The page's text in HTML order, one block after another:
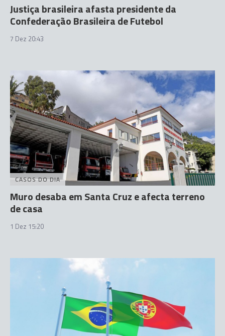
Justiça brasileira afasta presidente da
Confederação Brasileira de Futebol
7 Dez 20:43
CASOS DO DIA
Muro desaba em Santa Cruz e afecta terreno
de casa
1 Dez 15:20